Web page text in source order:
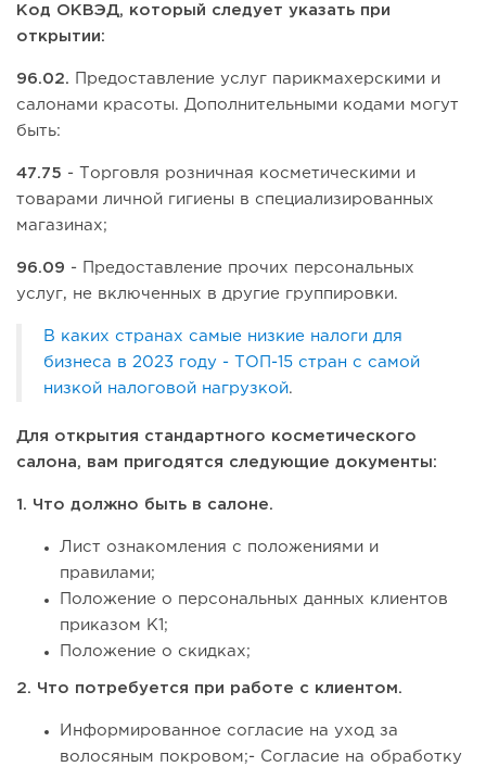
Код ОКВЭД, который следует указать при
открытии:
96.02.
Предоставление услуг парикмахерскими и
салонами красоты. Дополнительными кодами могут
быть:
47.75 - Торговля розничная косметическими и
товарами личной гигиены в специализированных
магазинах;
96.09 - Предоставление прочих персональных
услуг, не включенных в другие группировки.
В каких странах самые низкие налоги для
бизнеса в 2023 году - ТОП-15 стран с самой
низкой налоговой нагрузкой.
Для открытия стандартного косметического
салона, вам пригодятся следующие документы:
1. Что должно быть в салоне.
Лист ознакомления с положениями и
правилами;
Положение о персональных данных клиентов
приказом К1;
Положение о скидках;
2. Что потребуется при работе с клиентом.
Информированное согласие на уход за
волосяным покровом;- Согласие на обработку